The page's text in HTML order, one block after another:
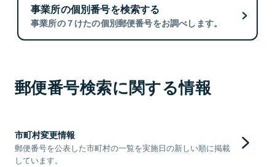
事業所の個別番号を検索する
事業所の７けたの個別郵便番号をお調べします。
郵便番号検索に関する情報
市町村変更情報
郵便番号を公表した市町村の一覧を実施日の新しい順に掲載
しています。